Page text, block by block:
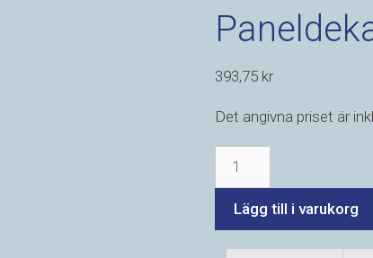
393,75 kr
Det angivna priset är
Lägg till i varukorg